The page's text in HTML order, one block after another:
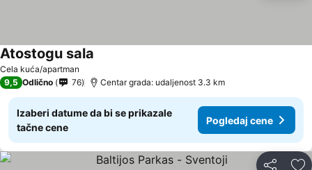
Cela kuća/apartman
Atostogu sala
9,5 Odlično 76 Centar grada: udaljenost 3.3 km
Izaberi datume da bi se prikazale
tačne cene
Pogledaj cene